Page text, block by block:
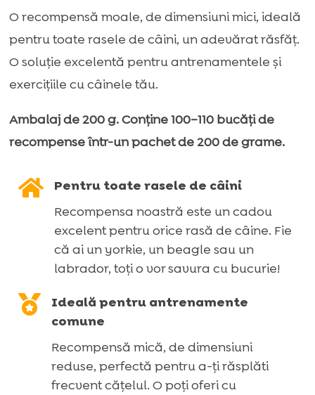
g
O recompensă moale, de dimensiuni mici, ideală
pentru toate rasele de câini, un adevărat răsfăț.
O soluție excelentă pentru antrenamentele și
exercițiile cu câinele tău.
Ambalaj de 200 g. Conține 100–110 bucăți de
recompense într-un pachet de 200 de grame.

Pentru toate rasele de câini
Recompensa noastră este un cadou
excelent pentru orice rasă de câine. Fie
că ai un yorkie, un beagle sau un
labrador, toți o vor savura cu bucurie!

Ideală pentru antrenamente
comune
Recompensă mică, de dimensiuni
reduse, perfectă pentru a-ți răsplăti
frecvent cățelul. O poți oferi cu